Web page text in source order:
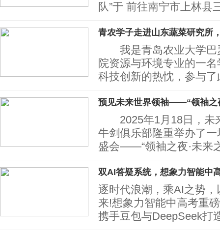
队”于 前往南宁市上林县
青农学子走进山东蔬菜研究所
我是青岛农业大学巴
院资源与环境专业的一
科技创新的热忱，参与
预见未来世界领袖——“领袖之
2025年1月18日，未
牛剑俱乐部隆重举办了
盛会——“领袖之夜·未来
双AI答疑系统，想象力智能中
逐时代浪潮，乘AI之势
来!想象力智能中高考重
携手豆包与DeepSeek打